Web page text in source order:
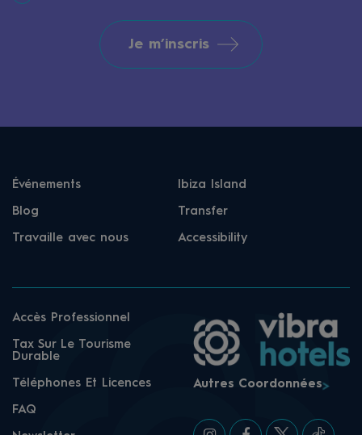
Je m’inscris
Événements Ibiza Island
Blog Transfer
Travaille avec nous Accessibility
Accès Professionnel
Tax Sur Le Tourisme
Durable
Téléphones Et Licences
FAQ
Autres Coordonnées